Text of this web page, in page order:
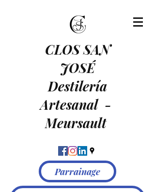
CLOS SAN
JOSÉ
Destilería
Artesanal -
Meursault
Parrainage